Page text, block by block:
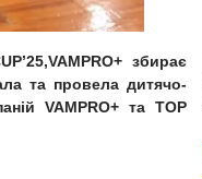
збирає
та провела дитячо-
VAMPRO+ та TOP